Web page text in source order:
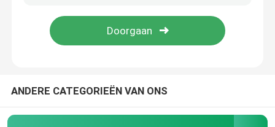
Openlucht Sportief Materiaal
ANDERE CATEGORIEËN VAN ONS